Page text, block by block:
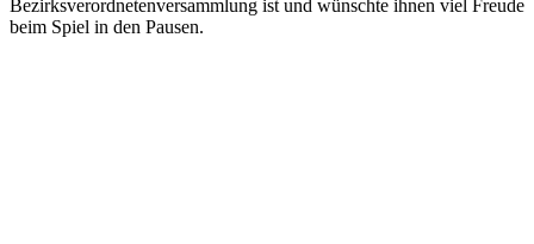
Bezirksverordnetenversammlung ist und wünschte ihnen viel Freude
beim Spiel in den Pausen.